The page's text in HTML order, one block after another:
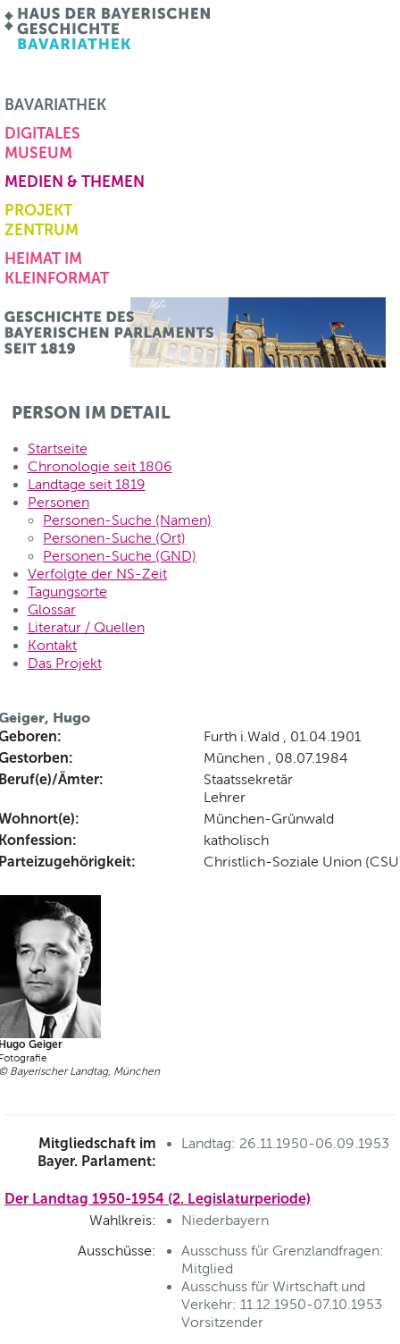
BAVARIATHEK
DIGITALES
MUSEUM
MEDIEN & THEMEN
PROJEKT
ZENTRUM
HEIMAT IM
KLEINFORMAT
PERSON IM DETAIL
Startseite
Chronologie seit 1806
Landtage seit 1819
Personen
Personen-Suche (Namen)
Personen-Suche (Ort)
Personen-Suche (GND)
Verfolgte der NS-Zeit
Tagungsorte
Glossar
Literatur / Quellen
Kontakt
Das Projekt
Hugo
Furth i.Wald , 01.04.1901
München , 08.07.1984
Ämter:
Staatssekretär
Lehrer
München-Grünwald
katholisch
Christlich-Soziale Union
Geiger
Bayerischer Landtag, München
Mitgliedschaft im
Bayer. Parlament:
Landtag: 26.11.1950-06.09.1953
Der Landtag 1950-1954 (2. Legislaturperiode)
Wahlkreis:
Niederbayern
Ausschüsse:
Ausschuss für Grenzlandfragen:
Mitglied
Ausschuss für Wirtschaft und
Verkehr: 11.12.1950-07.10.1953
Vorsitzender